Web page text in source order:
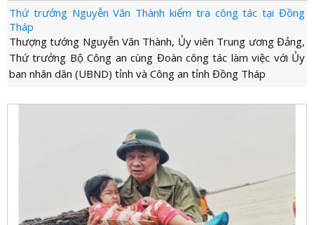
Thứ trưởng Nguyễn Văn Thành kiểm tra công tác tại Đồng
Tháp
Thượng tướng Nguyễn Văn Thành, Ủy viên Trung ương Đảng,
Thứ trưởng Bộ Công an cùng Đoàn công tác làm việc với Ủy
ban nhân dân (UBND) tỉnh và Công an tỉnh Đồng Tháp